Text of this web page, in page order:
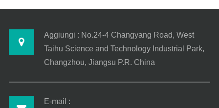
Aggiungi : No.24-4 Changyang Road, West
Taihu Science and Technology Industrial Park,
Changzhou, Jiangsu P.R. China
E-mail :